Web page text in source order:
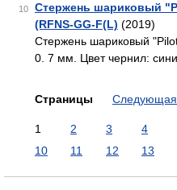
10
Стержень шариковый
(RFNS-GG-F(L) (2019)
Стержень шариковый
0. 7 мм. Цвет чернил:
Страницы Следующая
1 2 3 4
10
11 12 13